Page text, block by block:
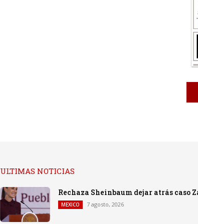
ULTIMAS NOTICIAS
Rechaza Sheinbaum dejar atrás caso
MEXICO 7 agosto, 2026